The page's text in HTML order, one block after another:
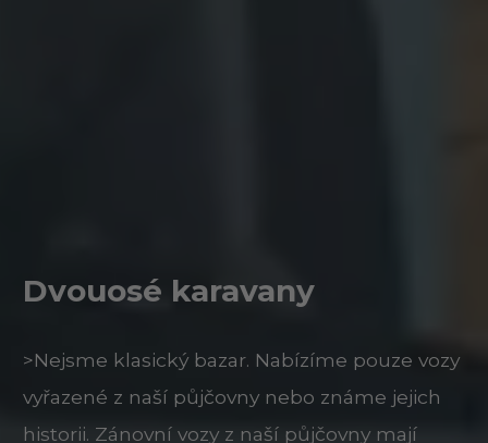
Dvouosé karavany
>Nejsme klasický bazar. Nabízíme pouze vozy
vyřazené z naší půjčovny nebo známe jejich
historii. Zánovní vozy z naší půjčovny mají